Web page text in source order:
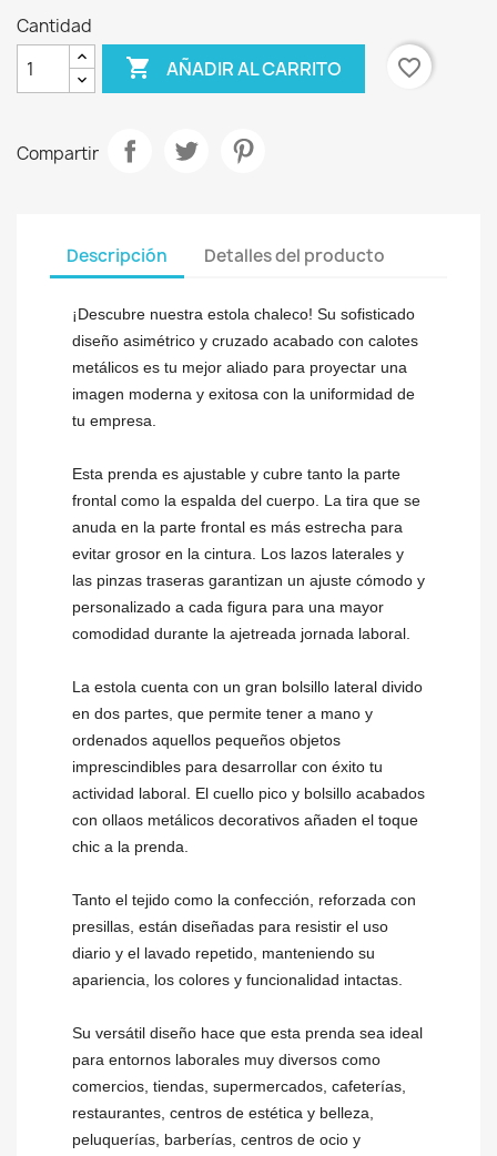
Cantidad
 AÑADIR AL CARRITO favorite_border
Compartir
Descripción Detalles del producto
¡Descubre nuestra estola chaleco! Su sofisticado
diseño asimétrico y cruzado acabado con calotes
metálicos es tu mejor aliado para proyectar una
imagen moderna y exitosa con la uniformidad de
tu empresa.
Esta prenda es ajustable y cubre tanto la parte
frontal como la espalda del cuerpo. La tira que se
anuda en la parte frontal es más estrecha para
evitar grosor en la cintura. Los lazos laterales y
las pinzas traseras garantizan un ajuste cómodo y
personalizado a cada figura para una mayor
comodidad durante la ajetreada jornada laboral.
La estola cuenta con un gran bolsillo lateral divido
en dos partes, que permite tener a mano y
ordenados aquellos pequeños objetos
imprescindibles para desarrollar con éxito tu
actividad laboral. El cuello pico y bolsillo acabados
con ollaos metálicos decorativos añaden el toque
chic a la prenda.
Tanto el tejido como la confección, reforzada con
presillas, están diseñadas para resistir el uso
diario y el lavado repetido, manteniendo su
apariencia, los colores y funcionalidad intactas.
Su versátil diseño hace que esta prenda sea ideal
para entornos laborales muy diversos como
comercios, tiendas, supermercados, cafeterías,
restaurantes, centros de estética y belleza,
peluquerías, barberías, centros de ocio y